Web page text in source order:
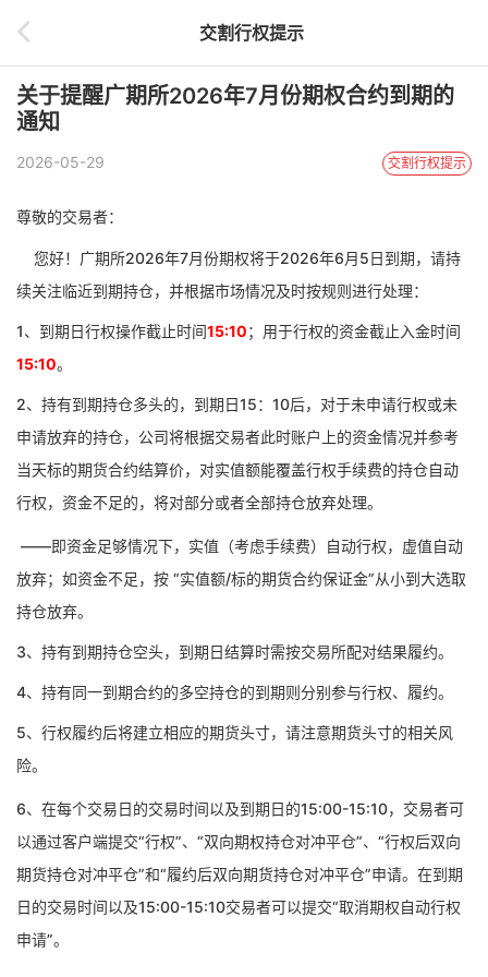
交割行权提示
关于提醒广期所2026年7月份期权合约到期的
通知
2026-05-29 交割行权提示
尊敬的交易者：
您好！广期所2026年7月份期权将于2026年6月5日到期，请持
续关注临近到期持仓，并根据市场情况及时按规则进行处理：
1、到期日行权操作截止时间15:10；用于行权的资金截止入金时间
15:10。
2、持有到期持仓多头的，到期日15：10后，对于未申请行权或未
申请放弃的持仓， 公司将根据交易者此时账户上的资金情况并参考
当天标的期货合约结算价，对实值额能覆盖行权手续费的持仓自动
行权，资金不足的，将对部分或者全部持仓放弃处理。
——即资金足够情况下，实值（考虑手续费）自动行权，虚值自动
放弃；如资金不足，按 “实值额/标的期货合约保证金”从小到大选取
持仓放弃。
3、持有到期持仓空头，到期日结算时需按交易所配对结果履约。
4、持有同一到期合约的多空持仓的到期则分别参与行权、履约。
5、行权履约后将建立相应的期货头寸，请注意期货头寸的相关风
险。
6、 在每个交易日的交易时间以及到期日的15:00-15:10， 交易者可
以通过客户端提交“行权”、“双向期权持仓对冲平仓”、“行权后双向
期货持仓对冲平仓”和“履约后双向期货持仓对冲平仓”申请。在到期
日的交易时间以及15:00-15:10交易者可以提交“取消期权自动行权
申请”。